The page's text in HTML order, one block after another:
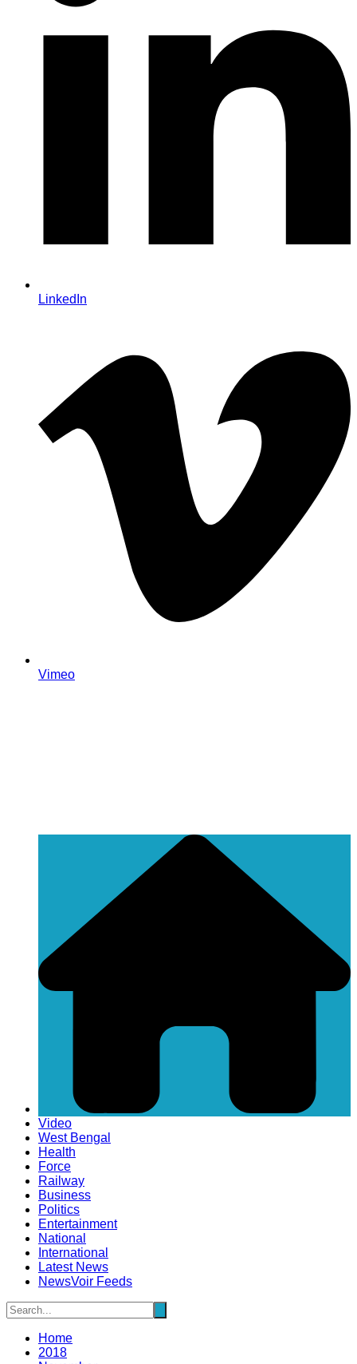
LinkedIn
Vimeo
Video
West Bengal
Health
Force
Railway
Business
Politics
Entertainment
National
International
Latest News
NewsVoir Feeds
Home
2018